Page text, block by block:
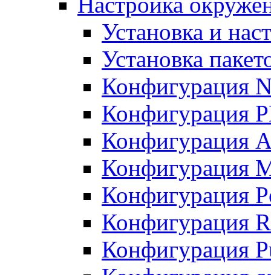
Установка и
Установка
Конфигурация
Конфигурация
Конфигурация
Конфигурация
Конфигурация
Конфигурация
Конфигурация